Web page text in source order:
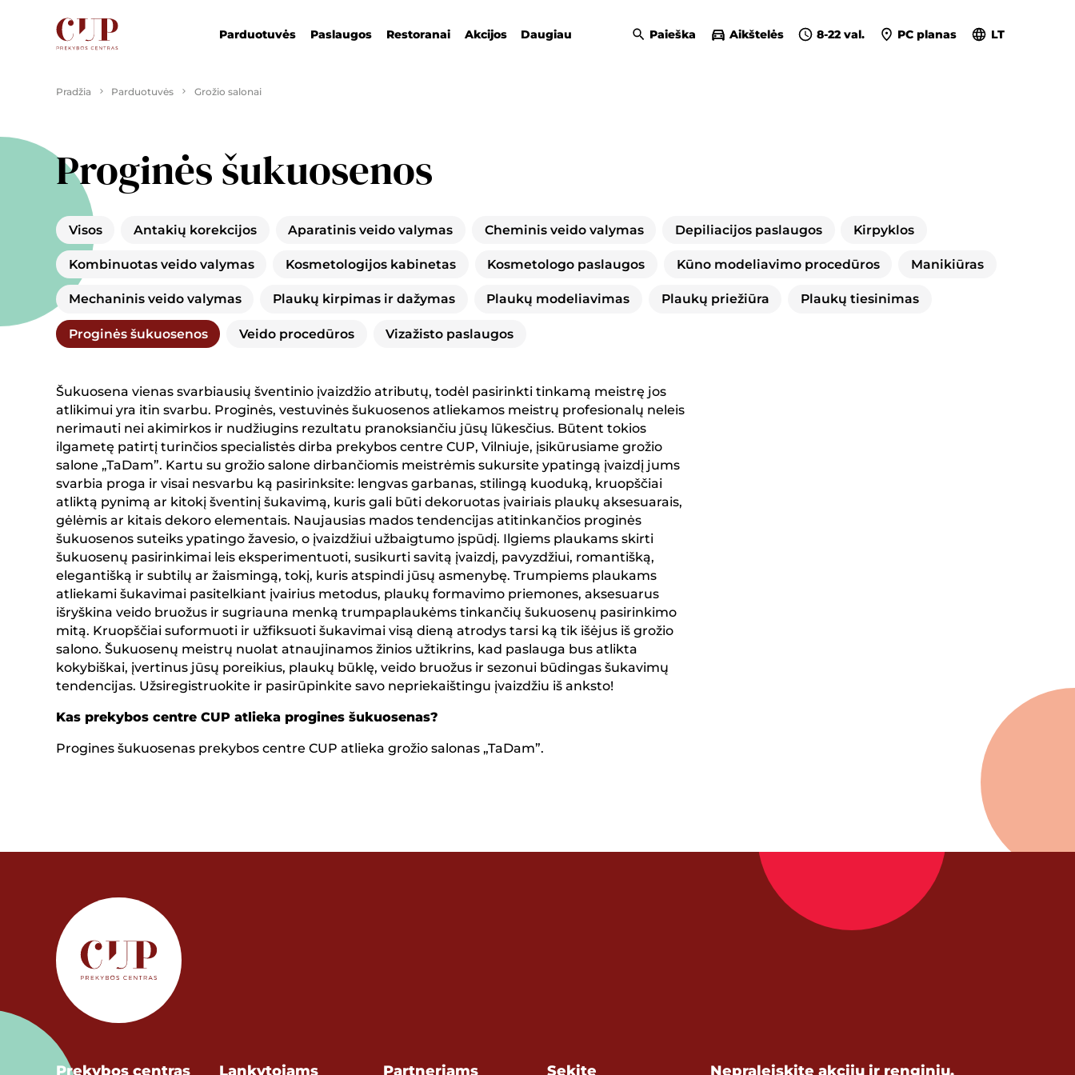
Parduotuvės Paslaugos Restoranai Akcijos Daugiau Paieška Aikštelės 8-22 val. PC planas LT
Pradžia Parduotuvės Grožio salonai
Proginės šukuosenos
Visos Antakių korekcijos Aparatinis veido valymas Cheminis veido valymas Depiliacijos paslaugos Kirpyklos
Kombinuotas veido valymas Kosmetologijos kabinetas Kosmetologo paslaugos Kūno modeliavimo procedūros Manikiūras
Mechaninis veido valymas Plaukų kirpimas ir dažymas Plaukų modeliavimas Plaukų priežiūra Plaukų tiesinimas
Proginės šukuosenos Veido procedūros Vizažisto paslaugos
Šukuosena vienas svarbiausių šventinio įvaizdžio atributų, todėl pasirinkti tinkamą meistrę jos
atlikimui yra itin svarbu. Proginės, vestuvinės šukuosenos atliekamos meistrų profesionalų neleis
nerimauti nei akimirkos ir nudžiugins rezultatu pranoksiančiu jūsų lūkesčius. Būtent tokios
ilgametę patirtį turinčios specialistės dirba prekybos centre CUP, Vilniuje, įsikūrusiame grožio
salone „TaDam”. Kartu su grožio salone dirbančiomis meistrėmis sukursite ypatingą įvaizdį jums
svarbia proga ir visai nesvarbu ką pasirinksite: lengvas garbanas, stilingą kuoduką, kruopščiai
atliktą pynimą ar kitokį šventinį šukavimą, kuris gali būti dekoruotas įvairiais plaukų aksesuarais,
gėlėmis ar kitais dekoro elementais. Naujausias mados tendencijas atitinkančios proginės
šukuosenos suteiks ypatingo žavesio, o įvaizdžiui užbaigtumo įspūdį. Ilgiems plaukams skirti
šukuosenų pasirinkimai leis eksperimentuoti, susikurti savitą įvaizdį, pavyzdžiui, romantišką,
elegantišką ir subtilų ar žaismingą, tokį, kuris atspindi jūsų asmenybę. Trumpiems plaukams
atliekami šukavimai pasitelkiant įvairius metodus, plaukų formavimo priemones, aksesuarus
išryškina veido bruožus ir sugriauna menką trumpaplaukėms tinkančių šukuosenų pasirinkimo
mitą. Kruopščiai suformuoti ir užfiksuoti šukavimai visą dieną atrodys tarsi ką tik išėjus iš grožio
salono. Šukuosenų meistrų nuolat atnaujinamos žinios užtikrins, kad paslauga bus atlikta
kokybiškai, įvertinus jūsų poreikius, plaukų būklę, veido bruožus ir sezonui būdingas šukavimų
tendencijas. Užsiregistruokite ir pasirūpinkite savo nepriekaištingu įvaizdžiu iš anksto!
Kas prekybos centre CUP atlieka progines šukuosenas?
Progines šukuosenas prekybos centre CUP atlieka grožio salonas „TaDam”.
Prekybos centras Lankytojams Partneriams Sekite Nepraleiskite akcijų ir renginių.